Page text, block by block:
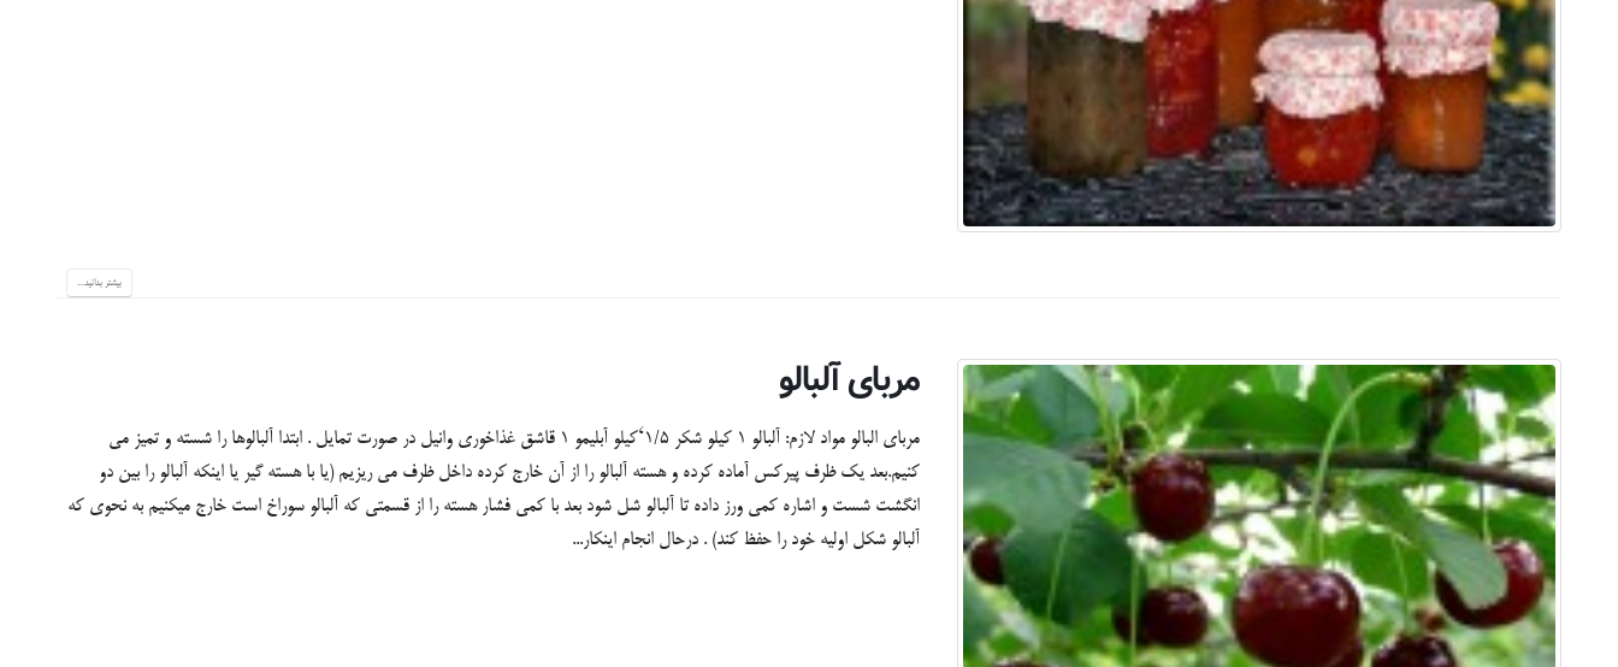
بیشتر بدانید...
مربای آلبالو
مربای البالو مواد لازم: آلبالو ۱ کیلو شکر ۱/۵‘کیلو آبلیمو ۱ قاشق غذاخوری وانیل در صورت تمایل . ابتدا آلبالوها را شسته و تمیز می
کنیم.بعد یک ظرف پیرکس آماده کرده و هسته آلبالو را از آن خارج کرده داخل ظرف می ریزیم (یا با هسته گیر یا اینکه آلبالو را بین دو
انگشت شست و اشاره کمی ورز داده تا آلبالو شل شود بعد با کمی فشار هسته را از قسمتی که آلبالو سوراخ است خارج میکنیم به نحوی که
آلبالو شکل اولیه خود را حفظ کند) . درحال انجام اینکار...